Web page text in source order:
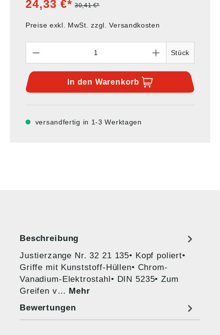
24,33 €* 30,41 €*
Preise exkl. MwSt. zzgl. Versandkosten
Stück
In den Warenkorb
versandfertig in 1-3 Werktagen
Beschreibung
Justierzange Nr. 32 21 135• Kopf poliert•
Griffe mit Kunststoff-Hüllen• Chrom-
Vanadium-Elektrostahl• DIN 5235• Zum
Greifen v… Mehr
Bewertungen